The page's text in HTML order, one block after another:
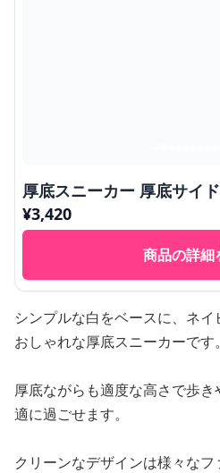
厚底スニーカー 厚底サイ
¥3,420
商品の詳細
シンプルな白をベースに、ネ
おしゃれな厚底スニーカーです。
厚底ながらも適度な高さで歩
適に過ごせます。
クリーンなデザインは様々な